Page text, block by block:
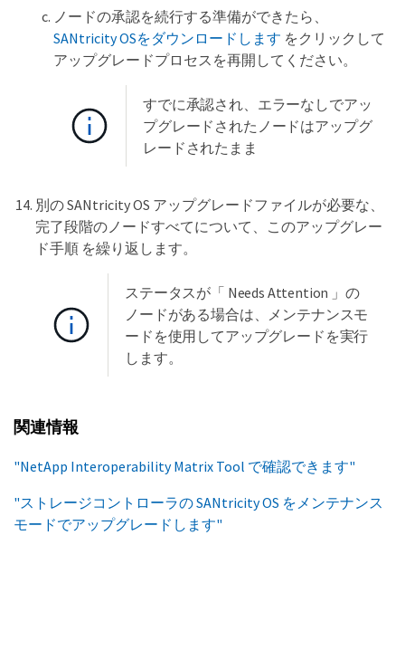
ノードの承認を続行する準備ができたら、
SANtricity OSをダウンロードします をクリックして
アップグレードプロセスを再開してください。
すでに承認され、エラーなしでアッ
プグレードされたノードはアップグ
レードされたまま
別の SANtricity OS アップグレードファイルが必要な、
完了段階のノードすべてについて、このアップグレー
ド手順 を繰り返します。
ステータスが「 Needs Attention 」の
ノードがある場合は、メンテナンスモ
ードを使用してアップグレードを実行
します。
関連情報
"NetApp Interoperability Matrix Tool で確認できます"
"ストレージコントローラの SANtricity OS をメンテナンス
モードでアップグレードします"